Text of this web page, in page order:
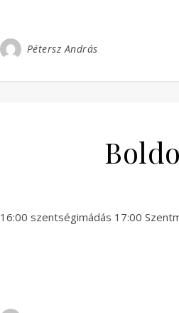
Pétersz András
16:00 szentségimádás 17:00